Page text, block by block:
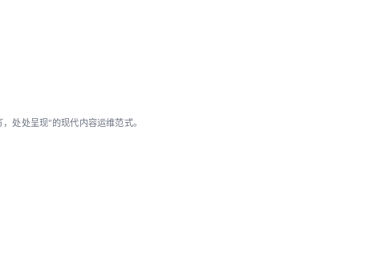
处处呈现"的现代内容运维范式。